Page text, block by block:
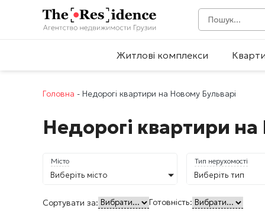
Житлові комплекси
Головна - Недорогі квартири на Новому Бульварі
Недорогі квартири
Місто
Виберіть місто
Тип нерухомості
Виберіть тип
Сортувати за: Готовність: